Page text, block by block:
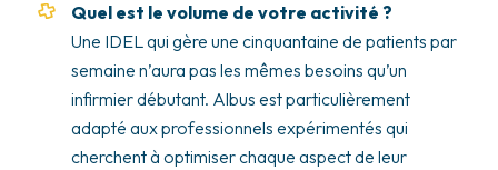
Quel est le volume de votre activité ?
Une IDEL qui gère une cinquantaine de patients par
semaine n’aura pas les mêmes besoins qu’un
infirmier débutant. Albus est particulièrement
adapté aux professionnels expérimentés qui
cherchent à optimiser chaque aspect de leur